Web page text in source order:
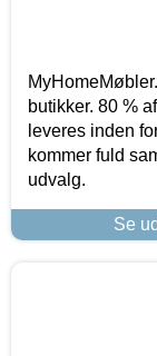
butikker. 80 %
leveres inden
kommer fuld
udvalg.
Se